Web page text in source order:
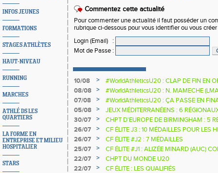
INFOS JEUNES
FORMATIONS
STAGES ATHLÈTES
HAUT-NIVEAU
RUNNING
MARCHES
ATHLÉ DS LES
QUARTIERS
LA FORME EN
ENTREPRISE ET MILIEU
HOSPITALIER
STARS
Commentez cette actualité
Pour commenter une actualité il faut posséder un
rubrique ci-dessous pour vous identifier ou vous
Login (Email)
:
Mot de Passe :
10/08 >
#WorldAthleticsU20 : CLAP DE FIN EN
08/08
>
#WorldAthleticsU20 : N. MAMECHE
07/08
>
#WorldAthleticsU20 : ÇA PASSE EN
SAUTEURS
05/08 >
JEUX MÉDITERRANÉENS : 6
30/07
>
CHPT D'EUROPE DE BIRMINGHAM : 5
26/07
>
CF ÉLITE J3 : 10 MÉDAILLES POUR LES
26/07
>
CF ÉLITE #J2 : 7 MÉDAILLES
25/07
>
CF ÉLITE #J1 : ALIZÉE MINARD (AUC)
NATIONALE
22/07 >
CHPT DU MONDE U20
22/07
>
CF ÉLITE : LES QUALIFIÉS